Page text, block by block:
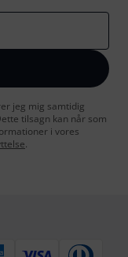
jeg mig samtidig
tilsagn kan når som
i vores
.